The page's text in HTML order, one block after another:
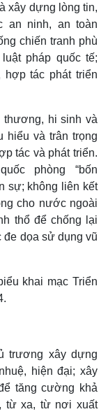
- Quốc phòng
xây dựng lòng tin,
an ninh, an toàn
chiến tranh phù
pháp quốc tế;
hợp tác phát triển
thương, hi sinh và
hiểu và trân trọng
tác và phát triển.
phòng “bốn
sự; không liên kết
cho nước ngoài
thổ để chống lại
dọa sử dụng vũ
trương xây dựng
hiện đại; xây
tăng cường khả
từ xa, từ nơi xuất